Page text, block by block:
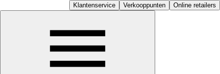
Klantenservice Verkooppunten Online retailers